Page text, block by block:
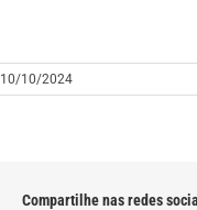
10/10/2024
Compartilhe nas redes